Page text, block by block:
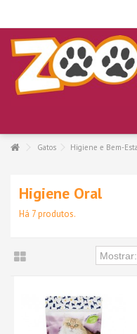
Gatos Higiene e Bem-
Higiene Oral
Há 7 produtos.